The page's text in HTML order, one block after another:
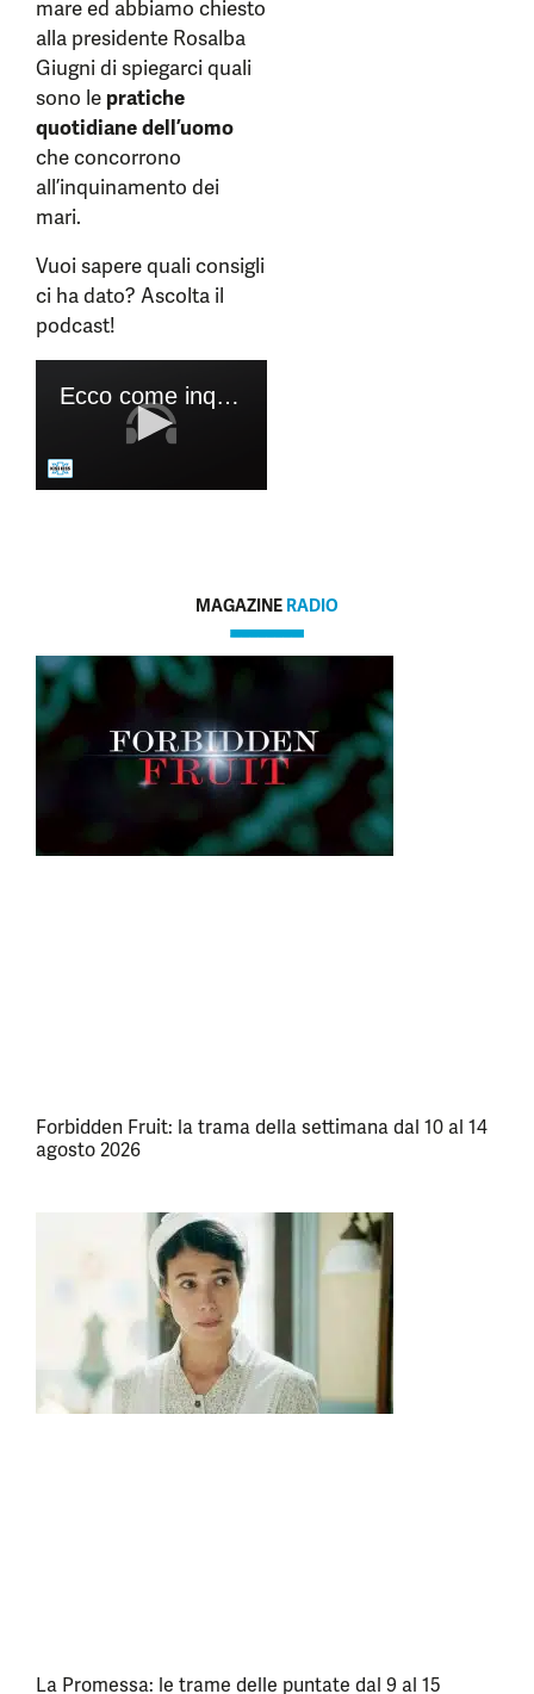
mare ed abbiamo chiesto
alla presidente Rosalba
Giugni di spiegarci quali
sono le pratiche
quotidiane dell’uomo
che concorrono
all’inquinamento dei
mari.
Vuoi sapere quali consigli
ci ha dato? Ascolta il
podcast!
MAGAZINE RADIO
Forbidden Fruit: la trama della settimana dal 10 al 14
agosto 2026
La Promessa: le trame delle puntate dal 9 al 15